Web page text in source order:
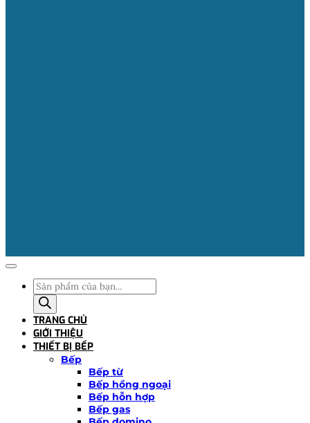
Tìm
kiếm
sản
phẩm
TRANG CHỦ
GIỚI THIỆU
THIẾT BỊ BẾP
Bếp
Bếp từ
Bếp hồng ngoại
Bếp hỗn hợp
Bếp gas